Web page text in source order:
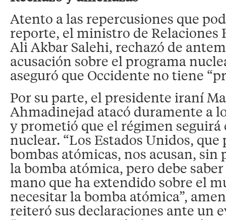
Atento a las repercusiones que
reporte, el ministro de Relaciones
Ali Akbar Salehi, rechazó de
acusación sobre el programa
aseguró que Occidente no tiene
Por su parte, el presidente iraní
Ahmadinejad atacó duramente a
y prometió que el régimen seguirá
nuclear. “Los Estados Unidos, que
bombas atómicas, nos acusan, sin
la bomba atómica, pero debe
mano que ha extendido sobre el
necesitar la bomba atómica”,
reiteró sus declaraciones ante un